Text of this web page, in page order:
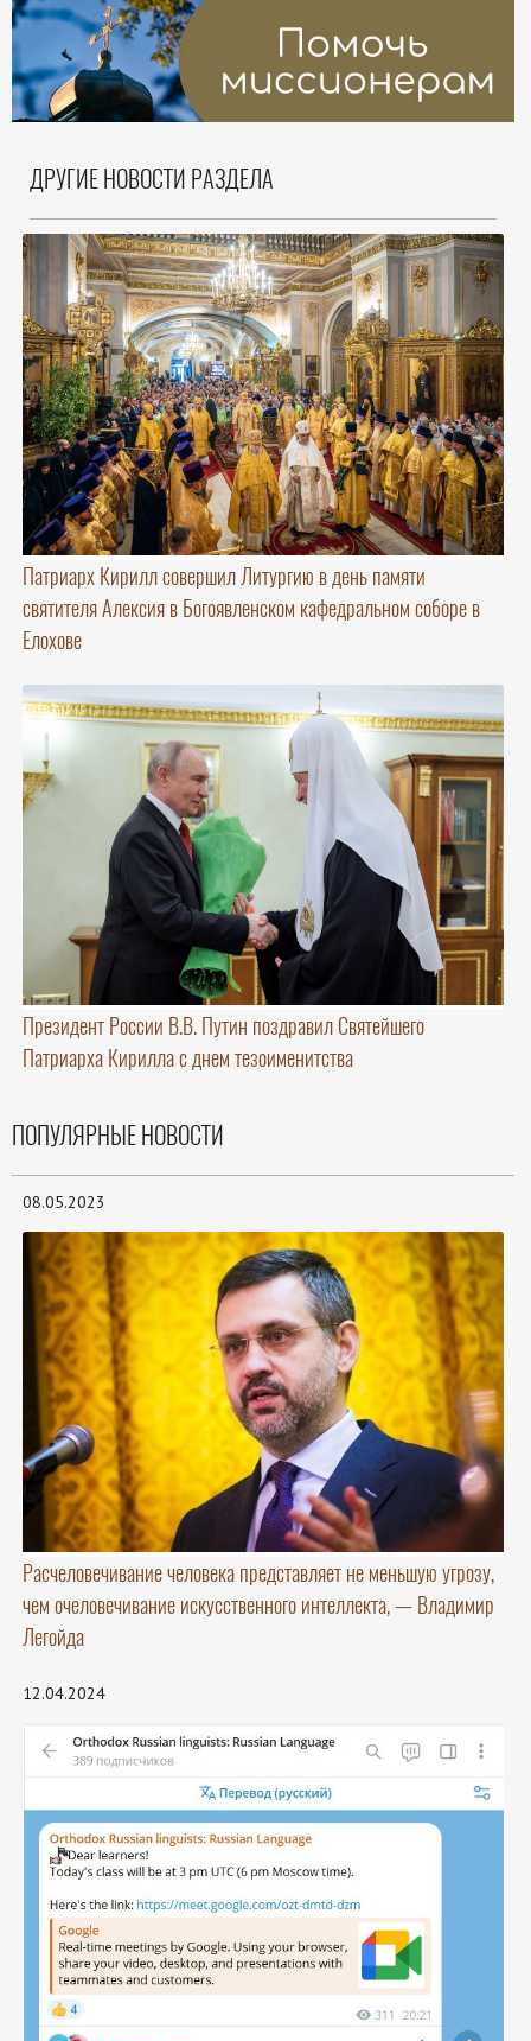
ДРУГИЕ НОВОСТИ РАЗДЕЛА
Патриарх Кирилл совершил Литургию в день памяти
святителя Алексия в Богоявленском кафедральном соборе в
Елохове
Президент России В.В. Путин поздравил Святейшего
Патриарха Кирилла с днем тезоименитства
ПОПУЛЯРНЫЕ НОВОСТИ
08.05.2023
Расчеловечивание человека представляет не меньшую угрозу,
чем очеловечивание искусственного интеллекта, — Владимир
Легойда
12.04.2024